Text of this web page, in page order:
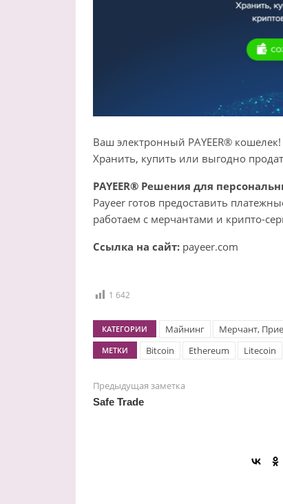
Ваш электронный PAYEER® кошелек!
Хранить, купить или выгодно
PAYEER® Решения для
Payeer готов предоставить
работаем с мерчантами и крипто-
Ссылка на сайт:payeer.com
1 642
КАТЕГОРИИ Майнинг Мерчант,
МЕТКИ Bitcoin Ethereum Litecoin
Предыдущая заметка
Safe Trade